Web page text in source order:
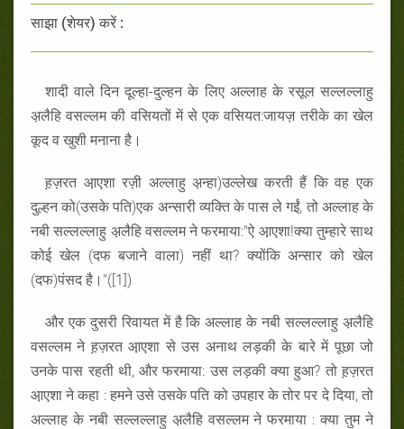
साझा (शेयर) करें :
शादी वाले दिन दूल्‍हा-दुल्‍हन के लिए अल्लाह के रसूल सल्लल्लाहु
अ़लैहि वसल्लम की वसियतों में से एक वसियत:जायज़ तरीके का खेल
कूद व खुशी मनाना है।
ह़ज़रत आ़एशा रज़ी अल्लाहु अ़न्हा)उल्लेख करती हैं कि वह एक
दुल्हन को(उसके पति)एक अन्सारी व्यक्ति के पास ले गईं, तो अल्लाह के
नबी सल्लल्लाहु अ़लैहि वसल्लम ने फरमाया:"ऐ आ़एशा!क्या तुम्हारे साथ
कोई खेल (दफ बजाने वाला) नहीं था? क्योंकि अन्सार को खेल
(दफ)पंसद है।"([1])
और एक दुसरी रिवायत में है कि अल्लाह के नबी सल्लल्लाहु अ़लैहि
वसल्लम ने ह़ज़रत आ़एशा से उस अनाथ लड़की के बारे में पूछा जो
उनके पास रहती थी, और फरमाया: उस लड़की क्या हुआ? तो ह़ज़रत
आ़एशा ने कहा : हमने उसे उसके पति को उपहार के तोर पर दे दिया, तो
अल्लाह के नबी सल्लल्लाहु अ़लैहि वसल्लम ने फरमाया : क्या तुम ने